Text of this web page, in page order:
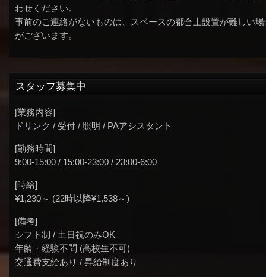
わせください。
事前のご連絡がないものは、スペースの都合上設置が難しい場
がございます。
スタッフ募集中
[業務内容]
ドリンク / 受付 / 照明 / PAアシスタント
[勤務時間]
9:00-15:00 / 15:00-23:00 / 23:00-6:00
[時給]
¥1,230～ (22時以降¥1,538～)
[備考]
シフト制 / 土日祝のみOK
年齢・経験不問 (高校生不可)
交通費支給あり / 昇給制度あり